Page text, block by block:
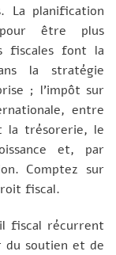
La planification
être plus
fiscales font la
la stratégie
; l’impôt sur
entre
la trésorerie, le
et, par
Comptez sur
fiscal.
fiscal récurrent
du soutien et de